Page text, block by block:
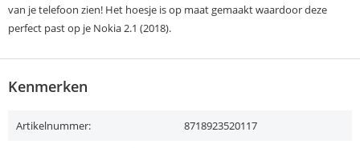
van je telefoon zien! Het hoesje is op maat gemaakt waardoor deze
perfect past op je Nokia 2.1 (2018).
Kenmerken
Artikelnummer: 8718923520117